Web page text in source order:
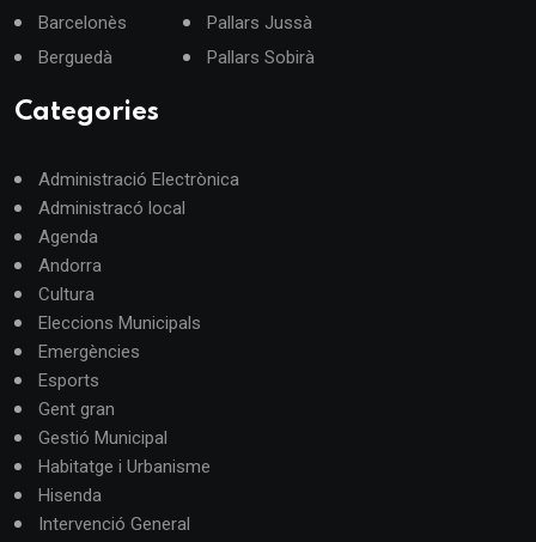
Barcelonès
Berguedà
Pallars Jussà
Pallars Sobirà
Categories
Administració Electrònica
Administracó local
Agenda
Andorra
Cultura
Eleccions Municipals
Emergències
Esports
Gent gran
Gestió Municipal
Habitatge i Urbanisme
Hisenda
Intervenció General